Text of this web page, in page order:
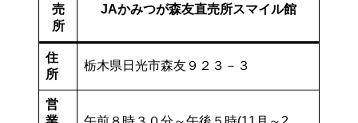
売
所
JAかみつが森友直売所スマイル館
住
所
栃木県日光市森友９２３－３
営